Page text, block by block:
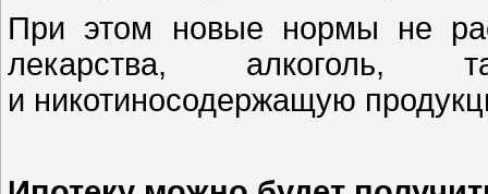
При этом новые нормы не
лекарства, алкоголь,
и никотиносодержащую